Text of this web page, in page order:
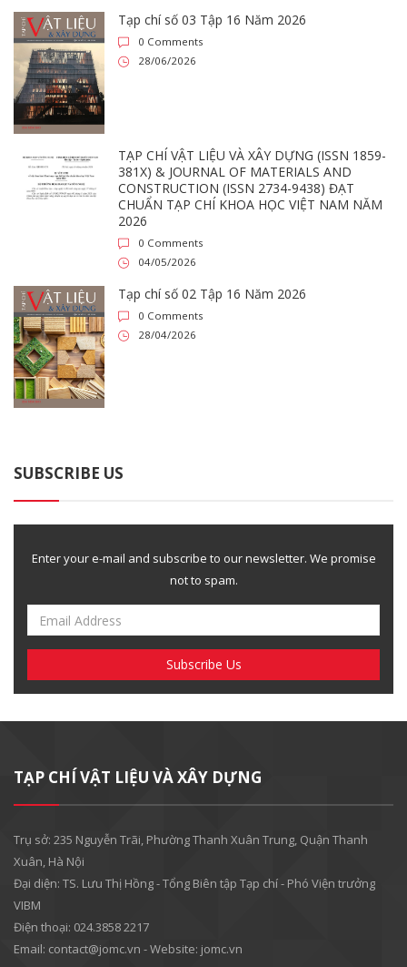
Tạp chí số 03 Tập 16 Năm 2026
0 Comments
28/06/2026
TẠP CHÍ VẬT LIỆU VÀ XÂY DỰNG (ISSN 1859-
381X) & JOURNAL OF MATERIALS AND
CONSTRUCTION (ISSN 2734-9438) ĐẠT
CHUẨN TẠP CHÍ KHOA HỌC VIỆT NAM NĂM
2026
0 Comments
04/05/2026
Tạp chí số 02 Tập 16 Năm 2026
0 Comments
28/04/2026
SUBSCRIBE US
Enter your e-mail and subscribe to our newsletter. We promise
not to spam.
TẠP CHÍ VẬT LIỆU VÀ XÂY DỰNG
Trụ sở: 235 Nguyễn Trãi, Phường Thanh Xuân Trung, Quận Thanh
Xuân, Hà Nội
Đại diện: TS. Lưu Thị Hồng - Tổng Biên tập Tạp chí - Phó Viện trưởng
VIBM
Điện thoại: 024.3858 2217
Email: contact@jomc.vn - Website: jomc.vn